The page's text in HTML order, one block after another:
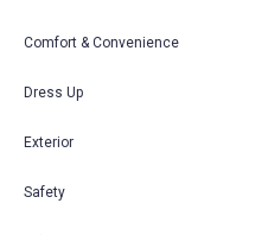
Comfort & Convenience
Dress Up
Exterior
Safety